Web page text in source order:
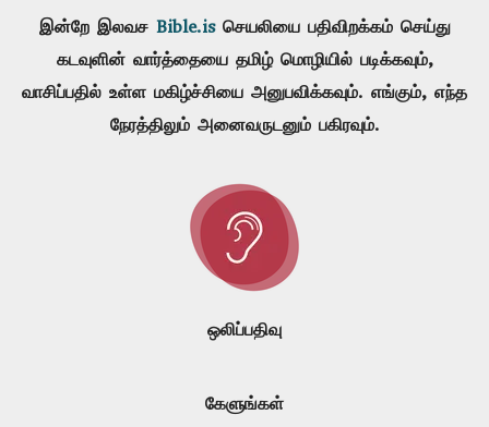
இன்றே இலவச Bible.isசெயலியை பதிவிறக்கம் செய்து
கடவுளின் வார்த்தையை தமிழ் மொழியில் படிக்கவும்,
வாசிப்பதில் உள்ள மகிழ்ச்சியை அனுபவிக்கவும். எங்கும், எந்த
நேரத்திலும் அனைவருடனும் பகிரவும்.
ஒலிப்பதிவு
கேளுங்கள்